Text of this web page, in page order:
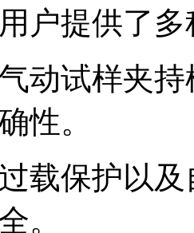
户提供了
动试样夹
性。
载保护以
。